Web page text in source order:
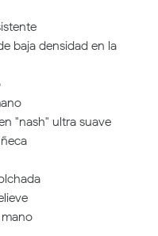
baja densidad en la
"nash" ultra suave
mano